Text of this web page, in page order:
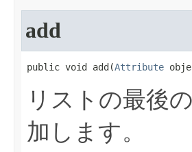
add
public void add​(Attribute
リストの最後
加します。